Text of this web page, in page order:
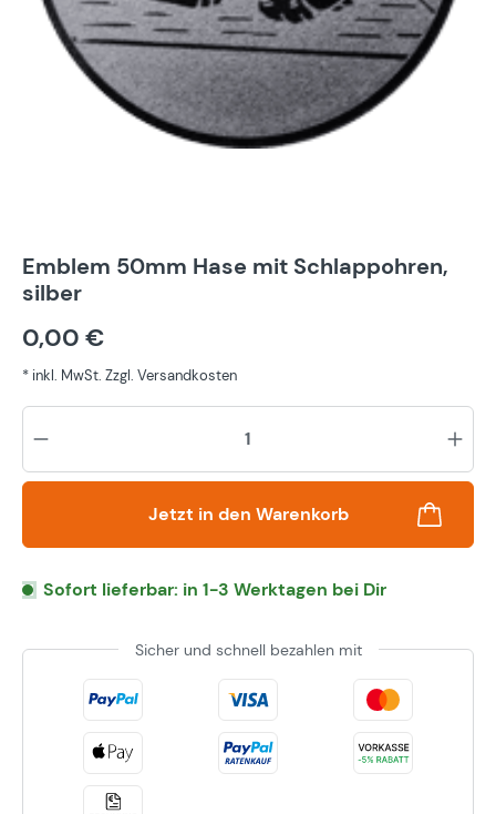
Emblem 50mm Hase mit Schlappohren,
silber
0,00 €
* inkl. MwSt. Zzgl. Versandkosten
Jetzt in den Warenkorb
Sofort lieferbar: in 1-3 Werktagen bei Dir
Sicher und schnell bezahlen mit